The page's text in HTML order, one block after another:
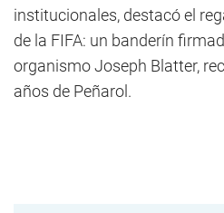
institucionales, destacó el
de la FIFA: un banderín
organismo Joseph Blatter,
años de Peñarol.